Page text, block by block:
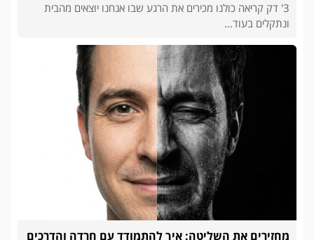
3' דק קריאה כולנו מכירים את הרגע שבו אנחנו יוצאים מהבית
ונתקלים בעוד...
מחזירים את השליטה: איך להתמודד עם חרדה והדרכים